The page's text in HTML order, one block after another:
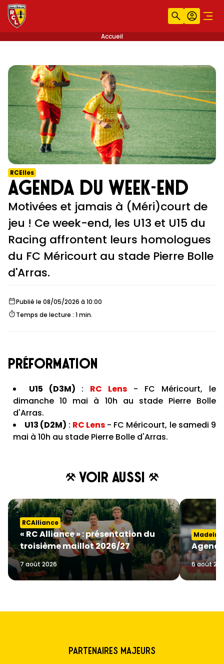
Recherche
Accueil
RCElles
Agenda du week-end
Motivées et jamais à (Méri)court de
jeu ! Ce week-end, les U13 et U15 du
Racing affrontent leurs homologues
du FC Méricourt au stade Pierre Bolle
d'Arras.
Publié le 08/05/2026 à 10:00
Temps de lecture : 1 min.
PRÉFORMATION
U15 (D3M) : RC Lens - FC Méricourt, le
dimanche 10 mai à 10h au stade Pierre Bolle
d'Arras.
U13 (D2M) : RC Lens- FC Méricourt, le samedi 9
mai à 10h au stade Pierre Bolle d'Arras.
Voir aussi
RCAlliance
« RC Alliance » : présentation du
troisième maillot 2026/27
7 août 2026 6 août
Partenaires majeurs